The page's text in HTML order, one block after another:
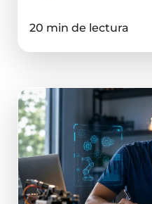
20 min de lectura